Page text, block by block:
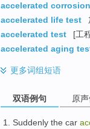
accelerated corrosion
accelerated life test
accelerated test
[工
accelerated aging
更多词组短语
双语例句 原
Suddenly the car